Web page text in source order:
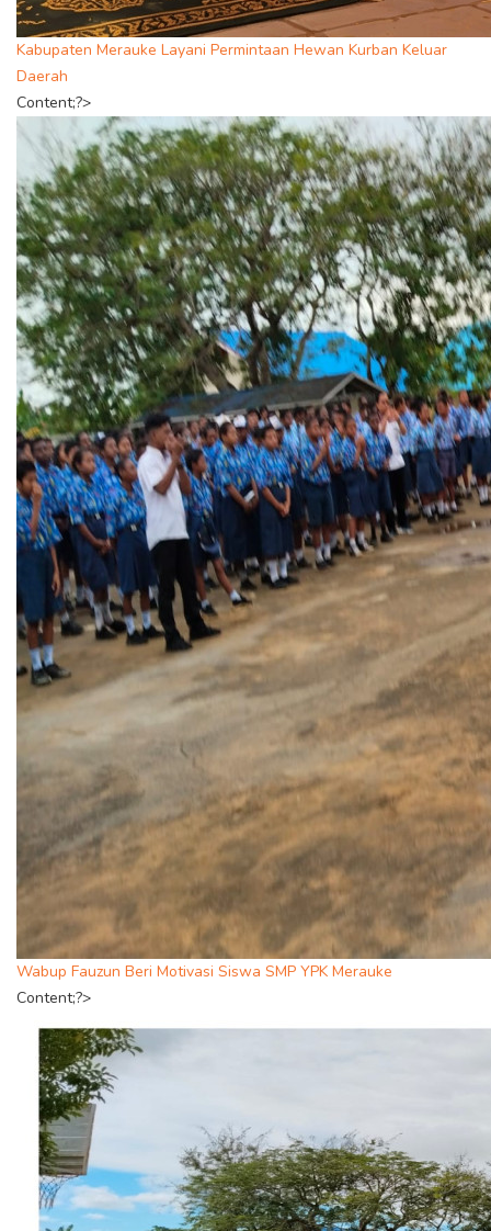
Kabupaten Merauke Layani Permintaan Hewan Kurban Keluar
Daerah
Content;?>
Wabup Fauzun Beri Motivasi Siswa SMP YPK Merauke
Content;?>